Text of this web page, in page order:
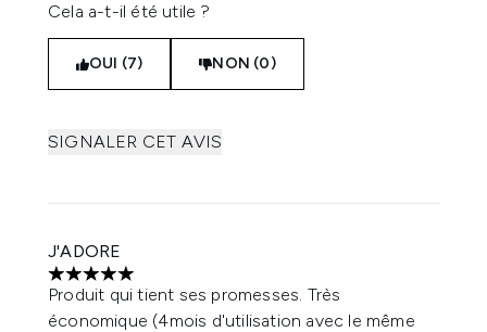
Cela a-t-il été utile ?
OUI (7) NON (0)
SIGNALER CET AVIS
J'ADORE
5 étoiles sur un maximum de 5
Produit qui tient ses promesses. Très
économique (4mois d'utilisation avec le même